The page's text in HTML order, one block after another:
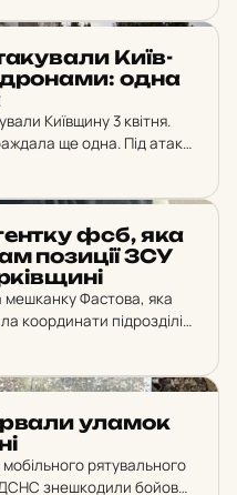
Ки­їв­
одна
Київщину 3 квітня.
ще одна. Під атаку
та Фастівський
фсб, яка
по­зи­ції ЗСУ
мешканку Фастова, яка
координати підрозділів
ешелонів на
уламок
рятувального
знешкодили бойову